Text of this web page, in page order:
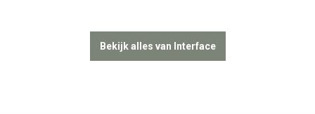
Bekijk alles van Interface